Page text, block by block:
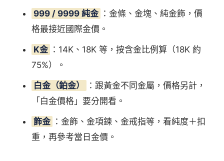
999 / 9999 純金 ：金條、金塊、純金飾，價
格最接近國際金價。
K金 ：14K、18K 等，按含金比例算（18K 約
75%）。
白金（鉑金）
：跟黃金不同金屬，價格另計，
「白金價格」要分開看。
飾金 ：金飾、金項鍊、金戒指等，看純度＋扣
重，再參考當日金價。